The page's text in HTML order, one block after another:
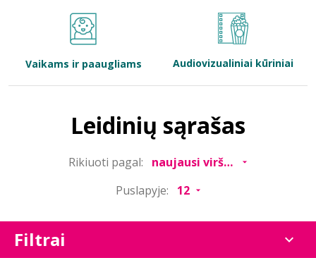
Bibliotekoms
Vaikams ir paaugliams Audiovizualiniai kūriniai
Leidinių sąrašas
Rikiuoti pagal:
Puslapyje:
Filtrai